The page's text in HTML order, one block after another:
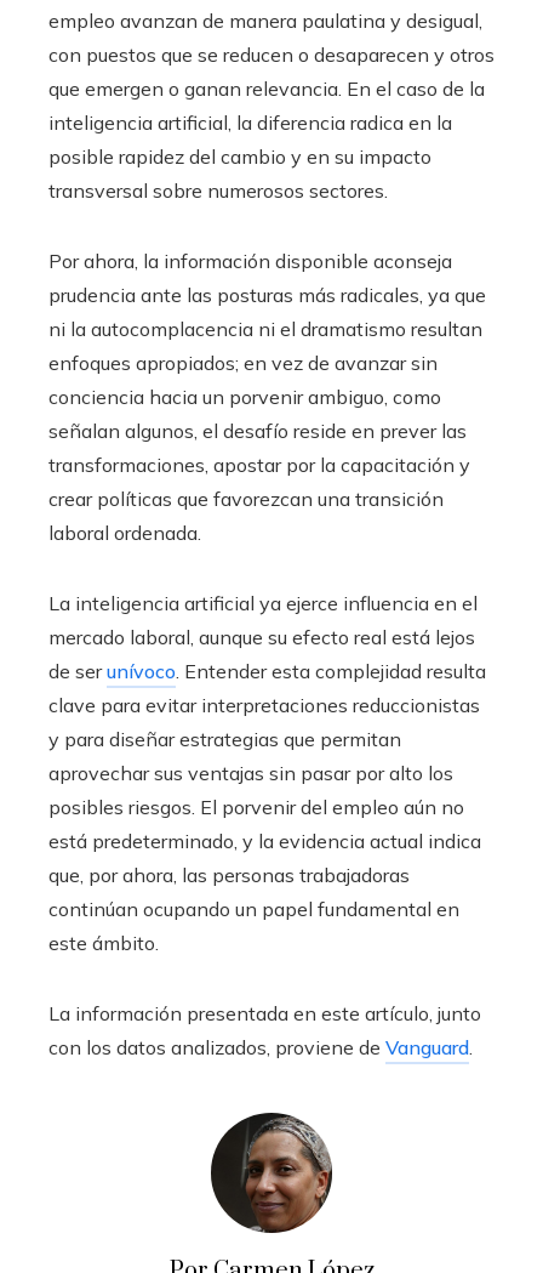
empleo avanzan de manera paulatina y desigual,
con puestos que se reducen o desaparecen y otros
que emergen o ganan relevancia. En el caso de la
inteligencia artificial, la diferencia radica en la
posible rapidez del cambio y en su impacto
transversal sobre numerosos sectores.
Por ahora, la información disponible aconseja
prudencia ante las posturas más radicales, ya que
ni la autocomplacencia ni el dramatismo resultan
enfoques apropiados; en vez de avanzar sin
conciencia hacia un porvenir ambiguo, como
señalan algunos, el desafío reside en prever las
transformaciones, apostar por la capacitación y
crear políticas que favorezcan una transición
laboral ordenada.
La inteligencia artificial ya ejerce influencia en el
mercado laboral, aunque su efecto real está lejos
de serunívoco . Entender esta complejidad resulta
clave para evitar interpretaciones reduccionistas
y para diseñar estrategias que permitan
aprovechar sus ventajas sin pasar por alto los
posibles riesgos. El porvenir del empleo aún no
está predeterminado, y la evidencia actual indica
que, por ahora, las personas trabajadoras
continúan ocupando un papel fundamental en
este ámbito.
La información presentada en este artículo, junto
con los datos analizados, proviene de Vanguard